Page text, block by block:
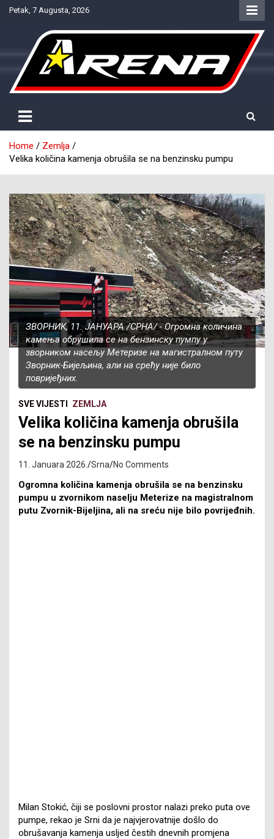
SkipPetak, 7 Augusta, 2026
NTV Arena
Home
Zemlja
Velika količina kamenja obrušila se na benzinsku pumpu
ЗВОРНИК, 11. ЈАНУАРА /СРНА/ - Огромна количина
камења обрушила се на бензинску пумпу у
зворником насељу Метеризе на магистралном путу
Зворник-Бијељина, али на срећу није било
повријеђних.
SVE VIJESTI ZEMLJA
Velika količina kamenja obrušila
se na benzinsku pumpu
11. Januara 2026. Srna No Comments
Ogromna količina kamenja obrušila se na benzinsku
pumpu u zvornikom naselju Meterize na magistralnom
putu Zvornik-Bijeljina, ali na sreću nije bilo povrijeđnih.
Milan Stokić, čiji se poslovni prostor nalazi preko puta ove
pumpe, rekao je Srni da je najvjerovatnije došlo do
obrušavanja kamenja usljed čestih dnevnih promjena